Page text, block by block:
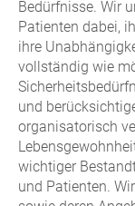
Bedürfnisse. Wir
Patienten dabei,
ihre
vollständig wie
und
organisatorisch
wichtiger
und Patienten.